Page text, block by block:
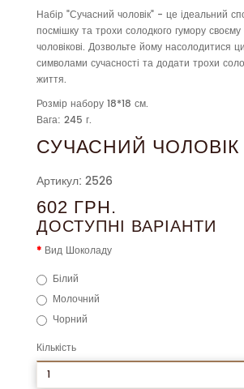
Набір "Сучасний чоловік" - це ідеальний
посмішку та трохи солодкого гумору
чоловікові. Дозвольте йому насолодитися
символами сучасності та додати трохи
життя.
Розмір набору 18*18 см.
Вага: 245 г.
СУЧАСНИЙ ЧОЛОВІК
Артикул: 2526
602 ГРН.
ДОСТУПНІ ВАРІАНТИ
Вид Шоколаду
Білий
Молочний
Чорний
Кількість